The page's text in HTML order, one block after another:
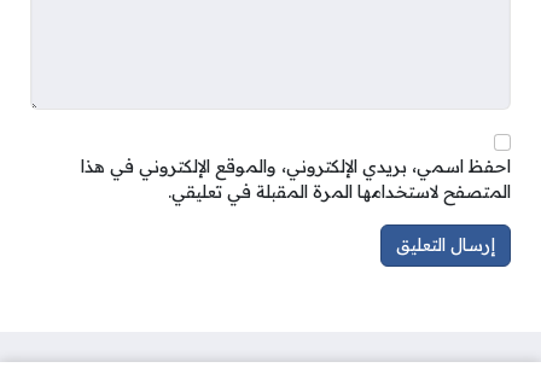
احفظ اسمي، بريدي الإلكتروني، والموقع الإلكتروني في هذا
المتصفح لاستخدامها المرة المقبلة في تعليقي.